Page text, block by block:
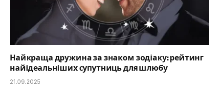
Найкраща дружина за знаком зодіаку: рейтинг
найідеальніших супутниць для шлюбу
21.09.2025